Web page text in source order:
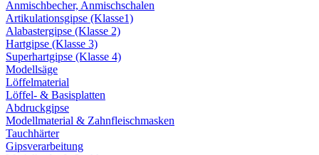
Anmischbecher, Anmischschalen
Artikulationsgipse (Klasse1)
Alabastergipse (Klasse 2)
Hartgipse (Klasse 3)
Superhartgipse (Klasse 4)
Modellsäge
Löffelmaterial
Löffel- & Basisplatten
Abdruckgipse
Modellmaterial & Zahnfleischmasken
Tauchhärter
Gipsverarbeitung